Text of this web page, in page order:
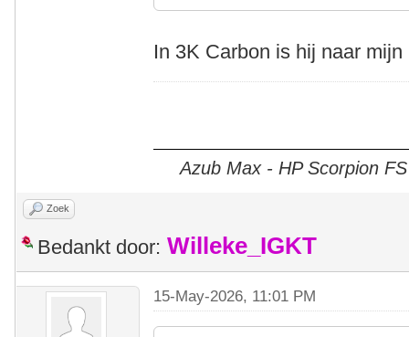
In 3K Carbon is hij naar
Azub Max - HP Scorpion FS
Zoek
Bedankt door: Willeke_IGKT
15-May-2026, 11:01 PM